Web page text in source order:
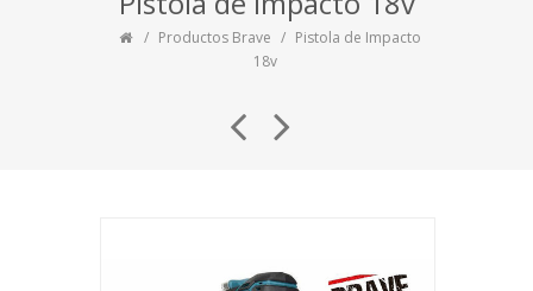
Productos Brave
Pistola de Impacto
18v